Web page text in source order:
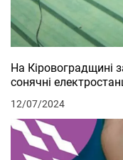
На Кіровоградщині
сонячні
12/07/2024